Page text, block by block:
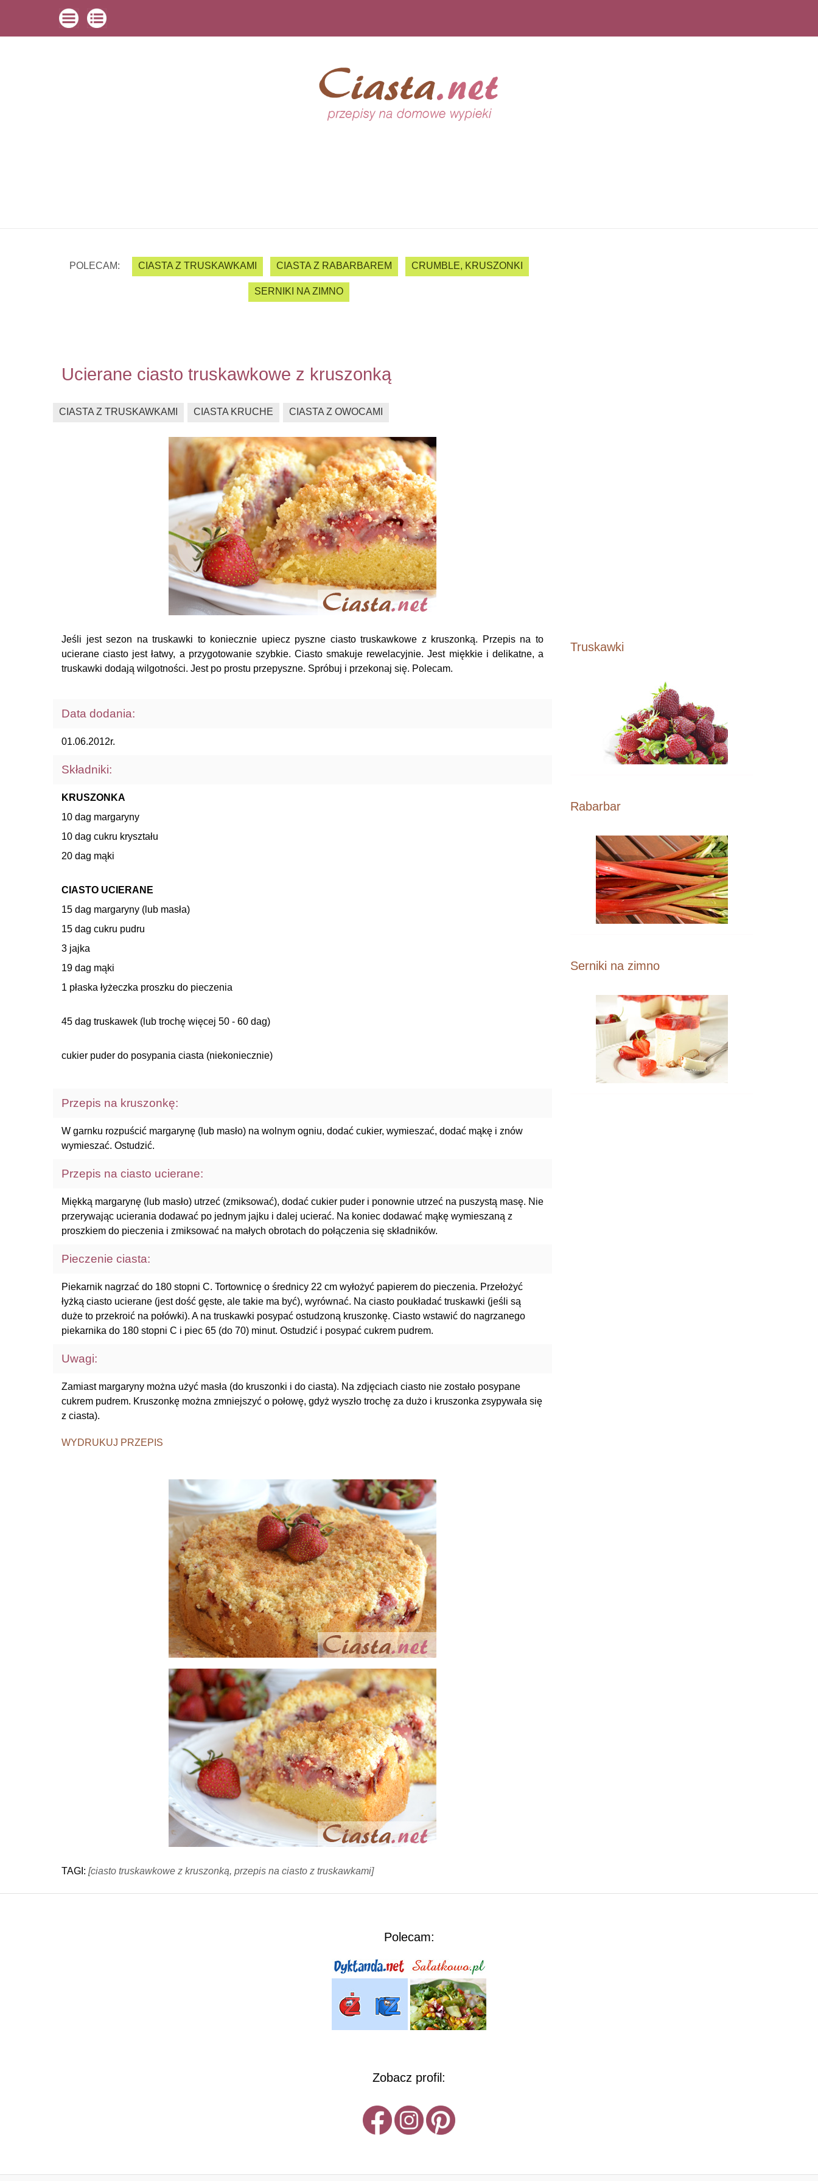
POLECAM: CIASTA Z TRUSKAWKAMI CIASTA Z RABARBAREM CRUMBLE, KRUSZONKI
SERNIKI NA ZIMNO
Ucierane ciasto truskawkowe z kruszonką
CIASTA Z TRUSKAWKAMI CIASTA KRUCHE CIASTA Z OWOCAMI
Jeśli jest sezon na truskawki to koniecznie upiecz pyszne ciasto truskawkowe z kruszonką. Przepis na to
ucierane ciasto jest łatwy, a przygotowanie szybkie. Ciasto smakuje rewelacyjnie. Jest miękkie i delikatne, a
truskawki dodają wilgotności. Jest po prostu przepyszne. Spróbuj i przekonaj się. Polecam.
Data dodania:
01.06.2012r.
Składniki:
KRUSZONKA
10 dag margaryny
10 dag cukru kryształu
20 dag mąki
CIASTO UCIERANE
15 dag margaryny (lub masła)
15 dag cukru pudru
3 jajka
19 dag mąki
1 płaska łyżeczka proszku do pieczenia
45 dag truskawek (lub trochę więcej 50 - 60 dag)
cukier puder do posypania ciasta (niekoniecznie)
Przepis na kruszonkę:
W garnku rozpuścić margarynę (lub masło) na wolnym ogniu, dodać cukier, wymieszać, dodać mąkę i znów
wymieszać. Ostudzić.
Przepis na ciasto ucierane:
Miękką margarynę (lub masło) utrzeć (zmiksować), dodać cukier puder i ponownie utrzeć na puszystą masę. Nie
przerywając ucierania dodawać po jednym jajku i dalej ucierać. Na koniec dodawać mąkę wymieszaną z
proszkiem do pieczenia i zmiksować na małych obrotach do połączenia się składników.
Pieczenie ciasta:
Piekarnik nagrzać do 180 stopni C. Tortownicę o średnicy 22 cm wyłożyć papierem do pieczenia. Przełożyć
łyżką ciasto ucierane (jest dość gęste, ale takie ma być), wyrównać. Na ciasto poukładać truskawki (jeśli są
duże to przekroić na połówki). A na truskawki posypać ostudzoną kruszonkę. Ciasto wstawić do nagrzanego
piekarnika do 180 stopni C i piec 65 (do 70) minut. Ostudzić i posypać cukrem pudrem.
Uwagi:
Zamiast margaryny można użyć masła (do kruszonki i do ciasta). Na zdjęciach ciasto nie zostało posypane
cukrem pudrem. Kruszonkę można zmniejszyć o połowę, gdyż wyszło trochę za dużo i kruszonka zsypywała się
z ciasta).
WYDRUKUJ PRZEPIS
TAGI: [ciasto truskawkowe z kruszonką, przepis na ciasto z truskawkami]
Truskawki
Rabarbar
Serniki na zimno
Polecam:
Zobacz profil: